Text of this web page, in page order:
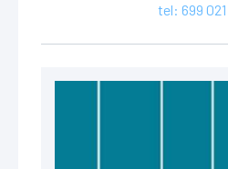
tel: 699